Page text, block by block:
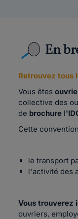
En
Retrouvez tous
Vous êtes
collective des
de brochure l
Cette
le transport
l'activité des
Vous trouverez
ouvriers,